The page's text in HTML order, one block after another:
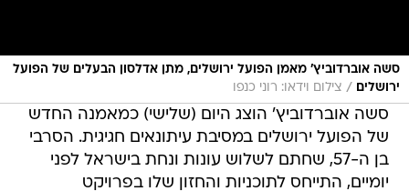
סשה אוברדוביץ' מאמן הפועל ירושלים, מתן אדלסון הבעלים של הפועל
ירושלים
/ צילום וידאו: רוני כנפו
סשה אוברדוביץ' הוצג היום (שלישי) כמאמנה החדש
של הפועל ירושלים במסיבת עיתונאים חגיגית. הסרבי
בן ה-57, שחתם לשלוש עונות ונחת בישראל לפני
יומיים, התייחס לתוכניות והחזון שלו בפרויקט